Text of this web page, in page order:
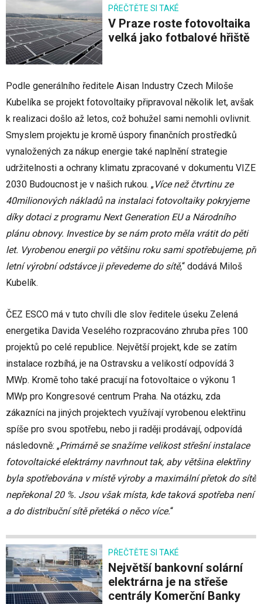
PŘEČTĚTE SI TAKÉ
V Praze roste fotovoltaika
velká jako fotbalové hřiště
Podle generálního ředitele Aisan Industry Czech Miloše
Kubelíka se projekt fotovoltaiky připravoval několik let, avšak
k realizaci došlo až letos, což bohužel sami nemohli ovlivnit.
Smyslem projektu je kromě úspory finančních prostředků
vynaložených za nákup energie také naplnění strategie
udržitelnosti a ochrany klimatu zpracované v dokumentu VIZE
2030 Budoucnost je v našich rukou. „Více než čtvrtinu ze
40milionových nákladů na instalaci fotovoltaiky pokryjeme
díky dotaci z programu Next Generation EU a Národního
plánu obnovy. Investice by se nám proto měla vrátit do pěti
let. Vyrobenou energii po většinu roku sami spotřebujeme, při
letní výrobní odstávce ji převedeme do sítě,“ dodává Miloš
Kubelík.
ČEZ ESCO má v tuto chvíli dle slov ředitele úseku Zelená
energetika Davida Veselého rozpracováno zhruba přes 100
projektů po celé republice. Největší projekt, kde se zatím
instalace rozbíhá, je na Ostravsku a velikostí odpovídá 3
MWp. Kromě toho také pracují na fotovoltaice o výkonu 1
MWp pro Kongresové centrum Praha. Na otázku, zda
zákazníci na jiných projektech využívají vyrobenou elektřinu
spíše pro svou spotřebu, nebo ji raději prodávají, odpovídá
následovně: „Primárně se snažíme velikost střešní instalace
fotovoltaické elektrárny navrhnout tak, aby většina elektřiny
byla spotřebována v místě výroby a maximální přetok do sítě
nepřekonal 20 %. Jsou však místa, kde taková spotřeba není
a do distribuční sítě přetéká o něco více.“
PŘEČTĚTE SI TAKÉ
Největší bankovní solární
elektrárna je na střeše
centrály Komerční Banky